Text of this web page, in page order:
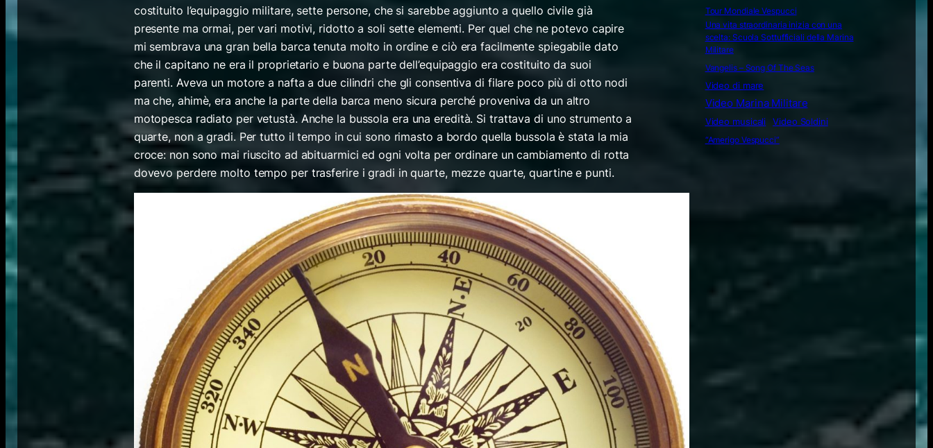
costituito l’equipaggio militare, sette persone, che si sarebbe aggiunto a quello civile già
presente ma ormai, per vari motivi, ridotto a soli sette elementi. Per quel che ne potevo capire
mi sembrava una gran bella barca tenuta molto in ordine e ciò era facilmente spiegabile dato
che il capitano ne era il proprietario e buona parte dell’equipaggio era costituito da suoi
parenti. Aveva un motore a nafta a due cilindri che gli consentiva di filare poco più di otto nodi
ma che, ahimè, era anche la parte della barca meno sicura perché proveniva da un altro
motopesca radiato per vetustà. Anche la bussola era una eredità. Si trattava di uno strumento a
quarte, non a gradi. Per tutto il tempo in cui sono rimasto a bordo quella bussola è stata la mia
croce: non sono mai riuscito ad abituarmici ed ogni volta per ordinare un cambiamento di rotta
dovevo perdere molto tempo per trasferire i gradi in quarte, mezze quarte, quartine e punti.
Tour Mondiale Vespucci
Una vita straordinaria inizia con una
scelta: Scuola Sottufficiali della Marina
Militare
Vangelis – Song Of The Seas
Video di mare
Video Marina Militare
Video musicali
Video Soldini
“Amerigo Vespucci”